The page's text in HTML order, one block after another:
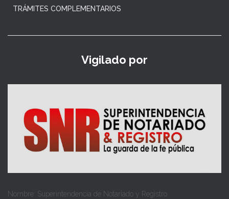
TRÁMITES COMPLEMENTARIOS
Vigilado por
Nombre: Superintendencia de Notariado y Registro